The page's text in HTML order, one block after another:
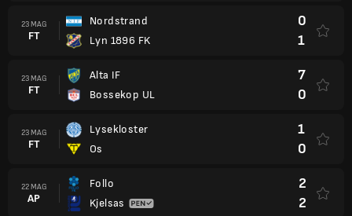
23 MAG
FT
Nordstrand
Lyn 1896 FK
0
1
23 MAG
FT
Alta IF
Bossekop UL
7
0
23 MAG
FT
Lysekloster
Os
1
0
22 MAG
AP
Follo
Kjelsas
2
2